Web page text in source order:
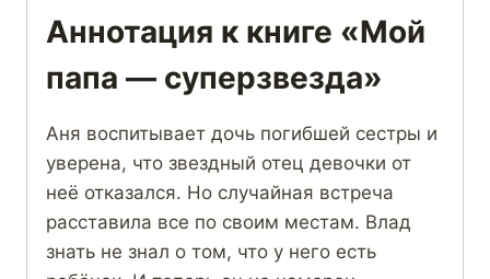
Аннотация к книге «Мой
папа — суперзвезда»
Аня воспитывает дочь погибшей сестры и
уверена, что звездный отец девочки от
неё отказался. Но случайная встреча
расставила все по своим местам. Влад
знать не знал о том, что у него есть